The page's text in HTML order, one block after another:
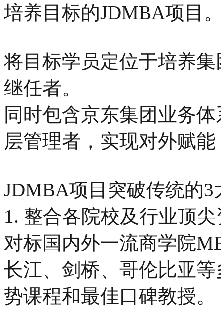
培养目标的JDMBA项目
将目标学员定位于培养
继任者。
同时包含京东集团业务
层管理者，实现对外赋
JDMBA项目突破传统的3
1. 整合各院校及行业顶
对标国内外一流商学院
长江、剑桥、哥伦比亚
势课程和最佳口碑教授。